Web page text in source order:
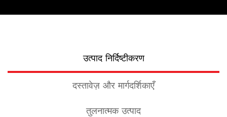
उत्पाद निर्दिष्टीकरण
दस्तावेज़ और मार्गदर्शिकाएँ
तुलनात्मक उत्पाद